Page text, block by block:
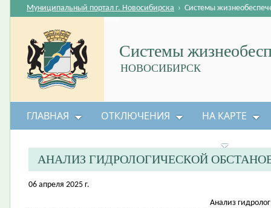
Системы
НОВОСИБИРСК
Муниципальный портал г. Новосибирска › Системы
ГЛАВНАЯ ОТКЛЮЧЕНИЯ НА КАРТЕ
АНАЛИЗ ГИДРОЛОГИЧЕСКОЙ
06 апреля 2025 г.
Анализ